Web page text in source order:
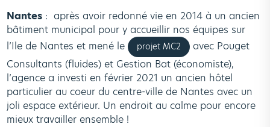
Nantes : après avoir redonné vie en 2014 à un ancien
bâtiment municipal pour y accueillir nos équipes sur
l’Ile de Nantes et mené le
projet MC2
avec Pouget
Consultants (fluides) et Gestion Bat (économiste),
l’agence a investi en février 2021 un ancien hôtel
particulier au coeur du centre-ville de Nantes avec un
joli espace extérieur. Un endroit au calme pour encore
mieux travailler ensemble !